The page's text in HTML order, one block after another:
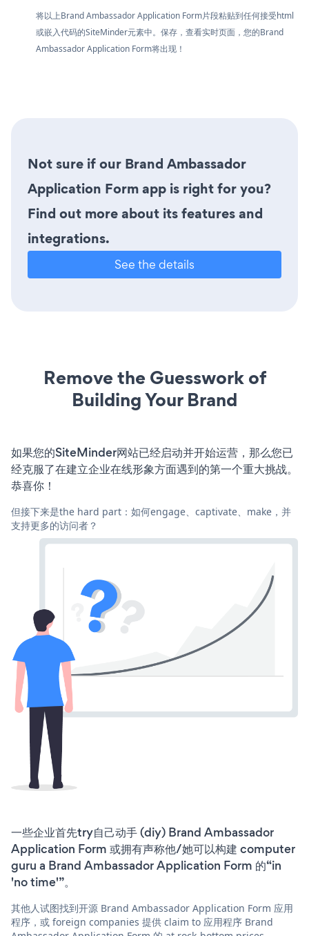
将以上Brand Ambassador Application Form片段粘贴到任何接受html
或嵌入代码的SiteMinder元素中。保存，查看实时页面，您的Brand
Ambassador Application Form将出现！
Not sure if our Brand Ambassador
Application Form app is right for you?
Find out more about its features and
integrations.
See the details
Remove the Guesswork of
Building Your Brand
如果您的SiteMinder网站已经启动并开始运营，那么您已
经克服了在建立企业在线形象方面遇到的第一个重大挑战。
恭喜你！
但接下来是the hard part：如何engage、captivate、make，并
支持更多的访问者？
一些企业首先try自己动手 (diy) Brand Ambassador
Application Form 或拥有声称他/她可以构建 computer
guru a Brand Ambassador Application Form 的“in
'no time'”。
其他人试图找到开源 Brand Ambassador Application Form 应用
程序，或 foreign companies 提供 claim to 应用程序 Brand